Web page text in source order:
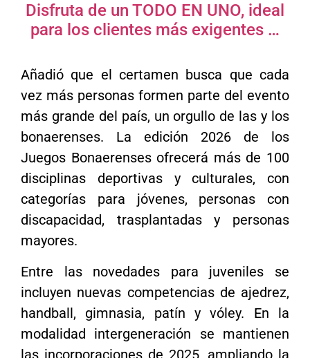
Disfruta de un TODO EN UNO, ideal
para los clientes más exigentes …
Añadió que el certamen busca que cada
vez más personas formen parte del evento
más grande del país, un orgullo de las y los
bonaerenses. La edición 2026 de los
Juegos Bonaerenses ofrecerá más de 100
disciplinas deportivas y culturales, con
categorías para jóvenes, personas con
discapacidad, trasplantadas y personas
mayores.
Entre las novedades para juveniles se
incluyen nuevas competencias de ajedrez,
handball, gimnasia, patín y vóley. En la
modalidad intergeneración se mantienen
las incorporaciones de 2025, ampliando la